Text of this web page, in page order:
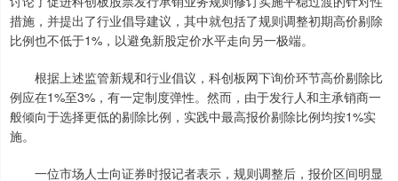
措施，并提出了行业倡导建议，其中就包括了规则调整初期高价剔除
比例也不低于1%，以避免新股定价水平走向另一极端。
根据上述监管新规和行业倡议，科创板网下询价环节高价剔除比
例应在1%至3%，有一定制度弹性。然而，由于发行人和主承销商一
般倾向于选择更低的剔除比例，实践中最高报价剔除比例均按1%实
施。
一位市场人士向证券时报记者表示，规则调整后，报价区间明显